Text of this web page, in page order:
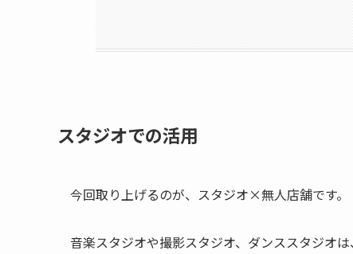
スタジオでの活用
今回取り上げるのが、スタジオ×無人店舗です。
音楽スタジオや撮影スタジオ、ダンススタジオ